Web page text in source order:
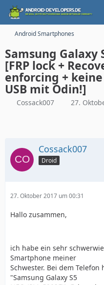
Android Smartphones
Samsung Galaxy
[FRP lock +
enforcing +
USB mit Odin!]
Cossack007 27.
Cossack007
Droid
27. Oktober 2017 um 00:31
Hallo zusammen,
ich habe ein sehr
Smartphone meiner
Schwester. Bei dem
"Samsung Galaxy S5